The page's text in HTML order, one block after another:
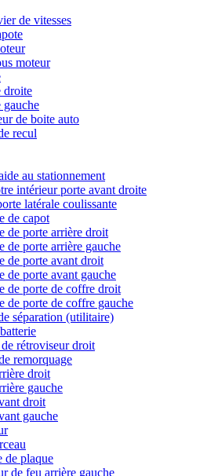
de vitesses
moteur
droite
gauche
de boite auto
recul
au stationnement
intérieur porte avant droite
latérale coulissante
de capot
de porte arrière droit
de porte arrière gauche
de porte avant droit
de porte avant gauche
de porte de coffre droit
de porte de coffre gauche
séparation (utilitaire)
rétroviseur droit
remorquage
droit
gauche
droit
gauche
de plaque
de feu arrière gauche